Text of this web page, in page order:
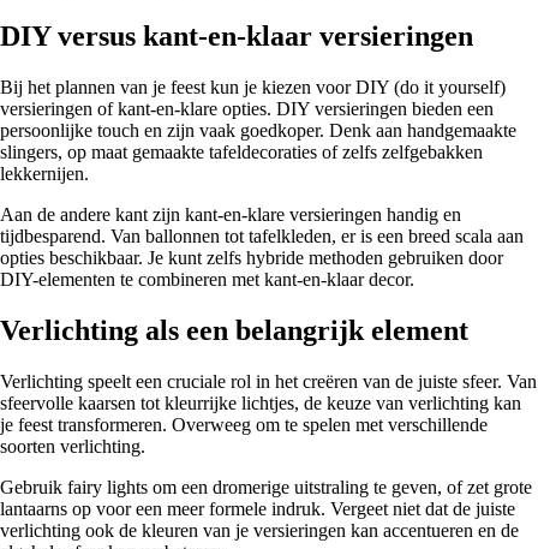
DIY versus kant-en-klaar versieringen
Bij het plannen van je feest kun je kiezen voor DIY (do it yourself)
versieringen of kant-en-klare opties. DIY versieringen bieden een
persoonlijke touch en zijn vaak goedkoper. Denk aan handgemaakte
slingers, op maat gemaakte tafeldecoraties of zelfs zelfgebakken
lekkernijen.
Aan de andere kant zijn kant-en-klare versieringen handig en
tijdbesparend. Van ballonnen tot tafelkleden, er is een breed scala aan
opties beschikbaar. Je kunt zelfs hybride methoden gebruiken door
DIY-elementen te combineren met kant-en-klaar decor.
Verlichting als een belangrijk element
Verlichting speelt een cruciale rol in het creëren van de juiste sfeer. Van
sfeervolle kaarsen tot kleurrijke lichtjes, de keuze van verlichting kan
je feest transformeren. Overweeg om te spelen met verschillende
soorten verlichting.
Gebruik fairy lights om een dromerige uitstraling te geven, of zet grote
lantaarns op voor een meer formele indruk. Vergeet niet dat de juiste
verlichting ook de kleuren van je versieringen kan accentueren en de